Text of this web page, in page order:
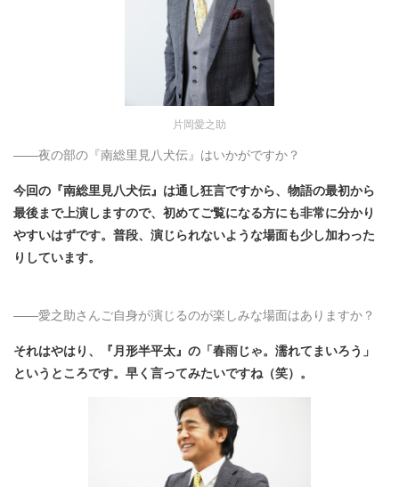
片岡愛之助
――夜の部の『南総里見八犬伝』はいかがですか？
今回の『南総里見八犬伝』は通し狂言ですから、物語の最初から
最後まで上演しますので、初めてご覧になる方にも非常に分かり
やすいはずです。普段、演じられないような場面も少し加わった
りしています。
――愛之助さんご自身が演じるのが楽しみな場面はありますか？
それはやはり、『月形半平太』の「春雨じゃ。濡れてまいろう」
というところです。早く言ってみたいですね（笑）。